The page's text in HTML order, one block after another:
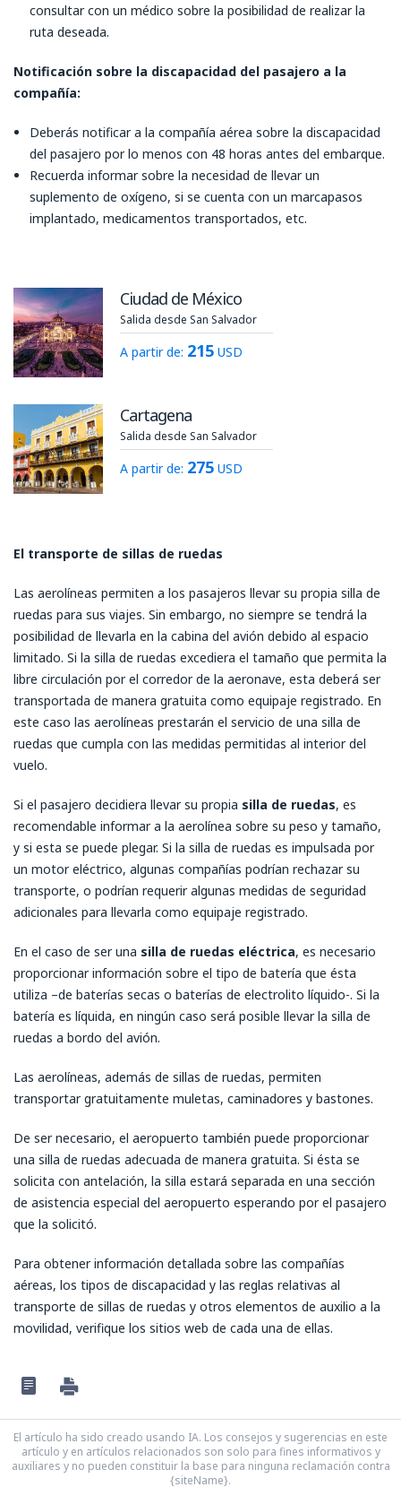
consultar con un médico sobre la posibilidad de realizar la
ruta deseada.
Notificación sobre la discapacidad del pasajero a la
compañía:
Deberás notificar a la compañía aérea sobre la discapacidad
del pasajero por lo menos con 48 horas antes del embarque.
Recuerda informar sobre la necesidad de llevar un
suplemento de oxígeno, si se cuenta con un marcapasos
implantado, medicamentos transportados, etc.
Ciudad de México
Salida desde San Salvador
A partir de: 215 USD
Cartagena
Salida desde San Salvador
A partir de: 275 USD
El transporte de sillas de ruedas
Las aerolíneas permiten a los pasajeros llevar su propia silla de
ruedas para sus viajes. Sin embargo, no siempre se tendrá la
posibilidad de llevarla en la cabina del avión debido al espacio
limitado. Si la silla de ruedas excediera el tamaño que permita la
libre circulación por el corredor de la aeronave, esta deberá ser
transportada de manera gratuita como equipaje registrado. En
este caso las aerolíneas prestarán el servicio de una silla de
ruedas que cumpla con las medidas permitidas al interior del
vuelo.
Si el pasajero decidiera llevar su propia silla de ruedas, es
recomendable informar a la aerolínea sobre su peso y tamaño,
y si esta se puede plegar. Si la silla de ruedas es impulsada por
un motor eléctrico, algunas compañías podrían rechazar su
transporte, o podrían requerir algunas medidas de seguridad
adicionales para llevarla como equipaje registrado.
En el caso de ser una silla de ruedas eléctrica, es necesario
proporcionar información sobre el tipo de batería que ésta
utiliza –de baterías secas o baterías de electrolito líquido-. Si la
batería es líquida, en ningún caso será posible llevar la silla de
ruedas a bordo del avión.
Las aerolíneas, además de sillas de ruedas, permiten
transportar gratuitamente muletas, caminadores y bastones.
De ser necesario, el aeropuerto también puede proporcionar
una silla de ruedas adecuada de manera gratuita. Si ésta se
solicita con antelación, la silla estará separada en una sección
de asistencia especial del aeropuerto esperando por el pasajero
que la solicitó.
Para obtener información detallada sobre las compañías
aéreas, los tipos de discapacidad y las reglas relativas al
transporte de sillas de ruedas y otros elementos de auxilio a la
movilidad, verifique los sitios web de cada una de ellas.
El artículo ha sido creado usando IA. Los consejos y sugerencias en este
artículo y en artículos relacionados son solo para fines informativos y
auxiliares y no pueden constituir la base para ninguna reclamación contra
{siteName}.